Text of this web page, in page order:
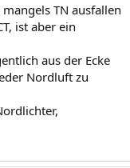
TN ausfallen
ist aber ein
aus der Ecke
Nordluft zu